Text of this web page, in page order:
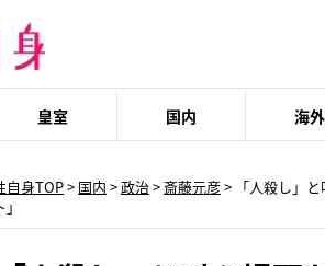
皇室 国内 海外
自身TOP> 国内 >政治>斎藤元彦> 「人殺し」